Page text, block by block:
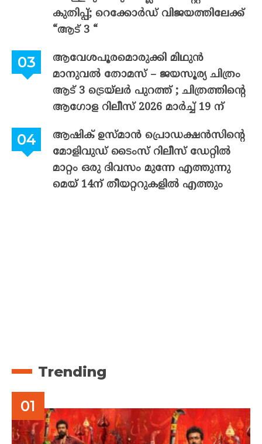
കുതിപ്പ്; റെക്കോർഡ് വിജയത്തിലേക്ക്
“ആട് 3 “
ആവേശപൂരമൊരുക്കി മിഥുൻ
മാനുവൽ തോമസ് – ജയസൂര്യ ചിത്രം
ആട് 3 ട്രെയ്‌ലർ പുറത്ത് ; ചിത്രത്തിന്റെ
ആഗോള റിലീസ് 2026 മാർച്ച് 19 ന്
ആഷിക് ഉസ്മാൻ പ്രൊഡക്ഷൻസിന്റെ
മോളിവുഡ് ടൈംസ് റിലീസ് ഡേറ്റിൽ
മാറ്റം ഒരു ദിവസം മുന്നേ എത്തുന്നു
മെയ് 14ന് തീയറ്ററുകളിൽ എത്തും
Trending